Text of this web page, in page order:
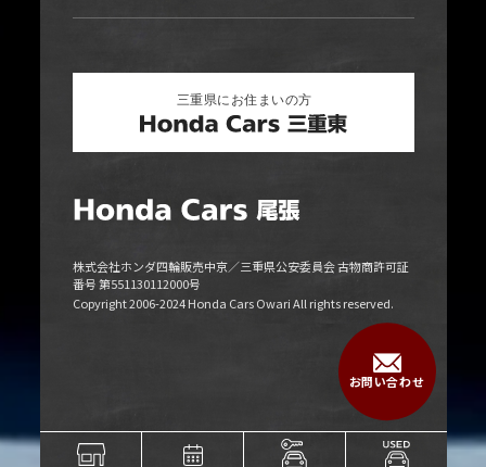
ニュース
株式会社ホンダ四輪販売中京／三重県公安委員会 古物商許可証
番号 第551130112000号
Copyright 2006-2024 Honda Cars Owari All rights reserved.
お問い合わせ